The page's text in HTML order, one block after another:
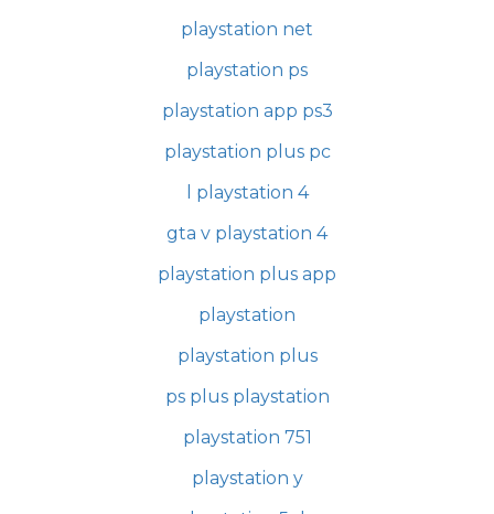
playstation net
playstation ps
playstation app ps3
playstation plus pc
l playstation 4
gta v playstation 4
playstation plus app
playstation
playstation plus
ps plus playstation
playstation 751
playstation y